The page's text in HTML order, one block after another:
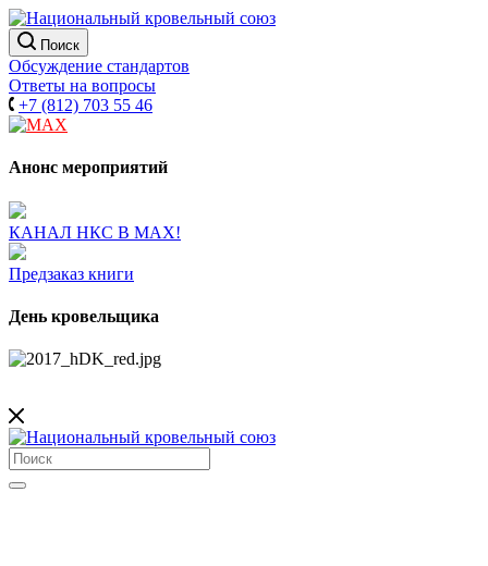
Поиск
Обсуждение стандартов
Ответы на вопросы
+7 (812) 703 55 46
Анонс мероприятий
КАНАЛ НКС В МАХ!
Предзаказ книги
День кровельщика